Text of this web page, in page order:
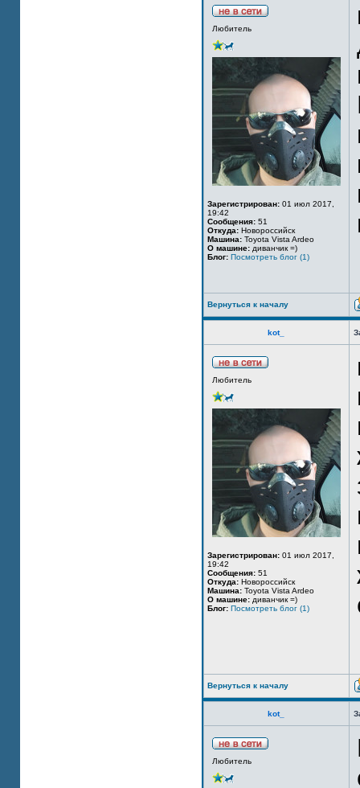
Любитель
Зарегистрирован: 01 июл 2017,
19:42
Сообщения: 51
Откуда: Новороссийск
Машина: Toyota Vista Ardeo
О машине: диванчик =)
Блог: Посмотреть блог (1)
Вернуться к началу
kot_
Любитель
Зарегистрирован: 01 июл 2017,
19:42
Сообщения: 51
Откуда: Новороссийск
Машина: Toyota Vista Ardeo
О машине: диванчик =)
Блог: Посмотреть блог (1)
Вернуться к началу
kot_
Любитель